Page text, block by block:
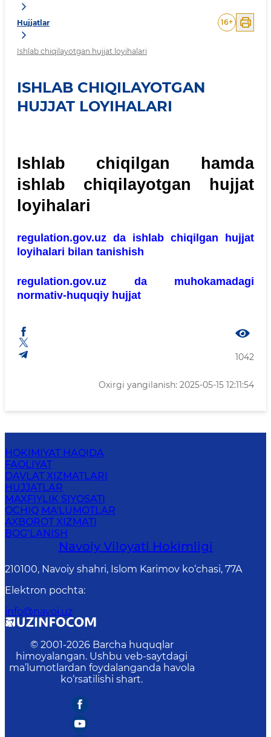
Hujjatlar
Ishlab chiqilayotgan hujjat loyihalari
16+
ISHLAB CHIQILAYOTGAN
HUJJAT LOYIHALARI
Ishlab chiqilgan hamda
ishlab chiqilayotgan hujjat
loyihalari
regulation.gov.uz da ishlab chiqilgan hujjat
loyihalari bilan tanishish
regulation.gov.uz da muhokamadagi
normativ-huquqiy hujjat
1042
Oxirgi yangilanish: 2025-05-15 12:11:54
HOKIMIYAT HAQIDA
FAOLIYAT
DAVLAT XIZMATLARI
HUJJATLAR
MAXFIYLIK SIYOSATI
OCHIQ MA'LUMOTLAR
AXBOROT XIZMATI
BOG‘LANISH
Navoiy Vilоyati Hоkimligi
210100, Nаvоiy shаhri, Islom Karimov ko‘chаsi, 77A
Elektron pochta:
info@navoi.uz
© 2001-2026 Barcha huquqlar
himoyalangan. Ushbu veb-saytdagi
ma’lumotlardan foydalanganda havola
ko‘rsatilishi shart.